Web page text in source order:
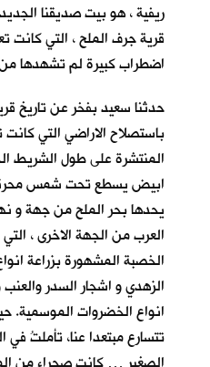
ريفية ، هو بيت صديقنا
قرية جرف الملح، التي كانت
اضطراب كبيرة لم تشهدها
حدثنا سعيد بفخر عن تاريخ
باستصلاح الاراضي التي
المنتشرة على طول الشريط
ابيض يسطع تحت شمس
يحدها بحر الملح من جهة و
العرب من الجهة الاخرى ، التي
الخصبة المشهورة بزراعة
الزهدي و اشجار السدر
انواع الخضروات
تتسارع مبتعدا عنا، تأملتُ في